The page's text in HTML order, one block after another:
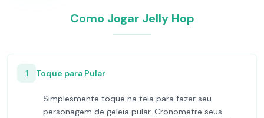
Como Jogar Jelly Hop
1 Toque para Pular
Simplesmente toque na tela para fazer seu
personagem de geleia pular. Cronometre seus